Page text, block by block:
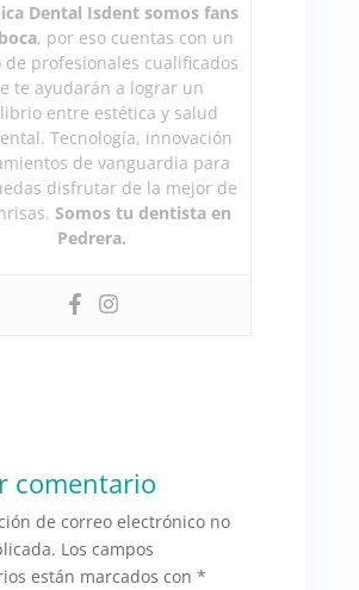
Dental Isdent somos fans
, por eso cuentas con un
de profesionales cualificados
te ayudarán a lograr un
entre estética y salud
Tecnología, innovación
de vanguardia para
disfrutar de la mejor de
Somos tu dentista en
Pedrera.
comentario
de correo electrónico no
Los campos
están marcados con *